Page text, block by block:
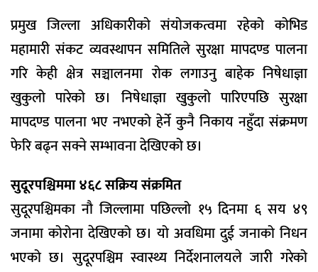
प्रमुख जिल्ला अधिकारीको संयोजकत्वमा रहेको कोभिड
महामारी संकट व्यवस्थापन समितिले सुरक्षा मापदण्ड पालना
गरि केही क्षेत्र सञ्चालनमा रोक लगाउनु बाहेक निषेधाज्ञा
खुकुलो पारेको छ। निषेधाज्ञा खुकुलो पारिएपछि सुरक्षा
मापदण्ड पालना भए नभएको हेर्ने कुनै निकाय नहुँदा संक्रमण
फेरि बढ्न सक्ने सम्भावना देखिएको छ।
सुदूरपश्चिममा ४६८ सक्रिय संक्रमित
सुदूरपश्चिमका नौ जिल्लामा पछिल्लो १५ दिनमा ६ सय ४९
जनामा कोरोना देखिएको छ। यो अवधिमा दुई जनाको निधन
भएको छ। सुदूरपश्चिम स्वास्थ्य निर्देशनालयले जारी गरेको